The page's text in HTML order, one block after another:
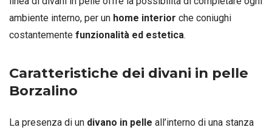
ambiente interno, per un home interior che coniughi
costantemente funzionalità ed estetica.
Caratteristiche dei divani in pelle
Borzalino
La presenza di un divano in pelle all’interno di una stanza